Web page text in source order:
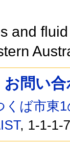
and
お問い
くば市東
, 1-1-1-